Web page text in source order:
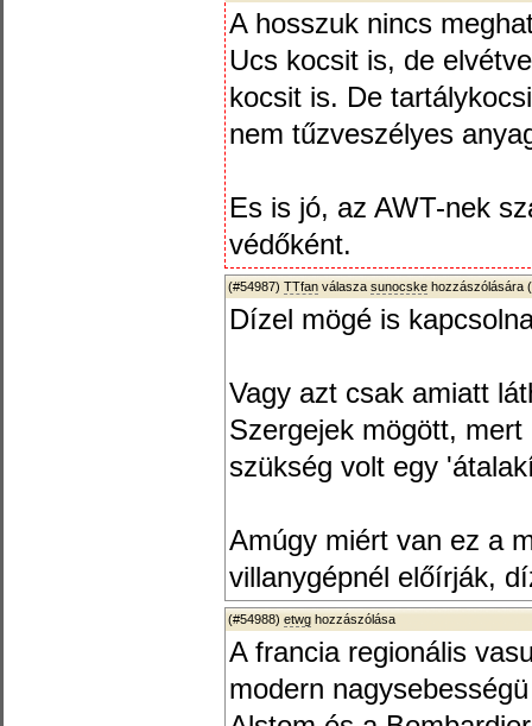
A hosszuk nincs
Ucs kocsit is, de
kocsit is. De
nem tűzveszélyes
Es is jó, az AWT-nek
védőként.
(#54987) TTfan válasza sunocske hozzászólására (
Dízel mögé is
Vagy azt csak amiatt
Szergejek mögött,
szükség volt egy
Amúgy miért van ez a
villanygépnél előírják,
(#54988) etwg hozzászólása
A francia regionális
modern